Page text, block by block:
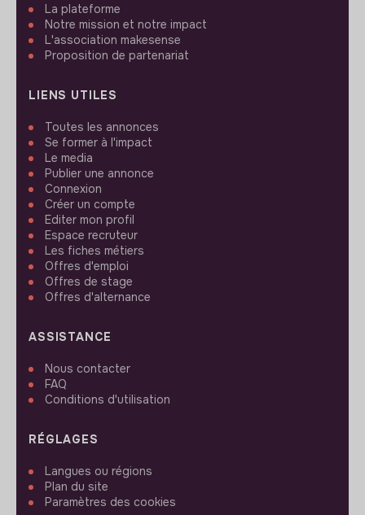
La plateforme
Notre mission et notre impact
L'association makesense
Proposition de partenariat
LIENS UTILES
Toutes les annonces
Se former à l'impact
Le media
Publier une annonce
Connexion
Créer un compte
Editer mon profil
Espace recruteur
Les fiches métiers
Offres d'emploi
Offres de stage
Offres d'alternance
ASSISTANCE
Nous contacter
FAQ
Conditions d'utilisation
RÉGLAGES
Langues ou régions
Plan du site
Paramètres des cookies